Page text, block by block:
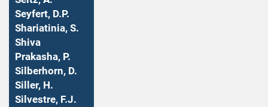
Seyfert, D.P.
Shariatinia, S.
Shiva
Prakasha, P.
Silberhorn, D.
Siller, H.
Silvestre, F.J.